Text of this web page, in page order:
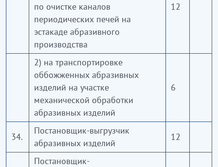
по очистке каналов
периодических печей на
эстакаде абразивного
производства
12
2) на транспортировке
оббожженных абразивных
изделий на участке
механической обработки
абразивных изделий
6
34.
Постановщик-выгрузчик
абразивных изделий
12
Постановщик-